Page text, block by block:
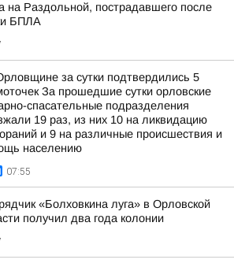
на Раздольной, пострадавшего после
БПЛА
за сутки подтвердились 5
За прошедшие сутки орловские
спасательные подразделения
19 раз, из них 10 на ликвидацию
и 9 на различные происшествия и
населению
07:55
«Болховкина луга» в Орловской
получил два года колонии